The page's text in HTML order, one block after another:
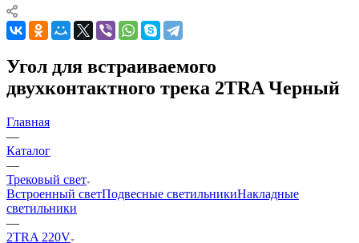
Угол для встраиваемого
двухконтактного трека 2TRA Черный
Главная
—
Каталог
—
Трековый свет
Встроенный светПодвесные светильникиНакладные
светильники
—
2TRA 220V